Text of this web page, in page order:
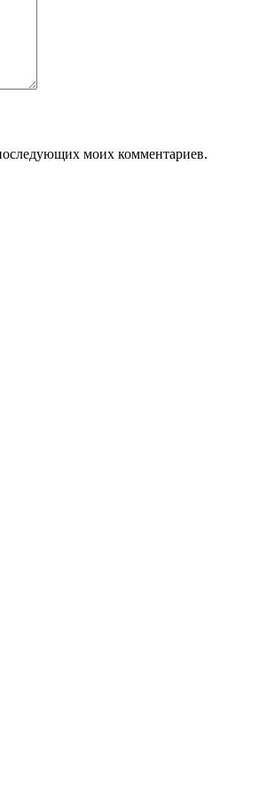
моих комментариев.